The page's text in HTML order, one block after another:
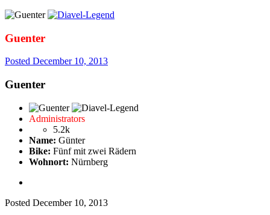
Guenter
Posted December 10, 2013
Guenter
Administrators
5.2k
Name: Günter
Bike: Fünf mit zwei Rädern
Wohnort: Nürnberg
Posted December 10, 2013